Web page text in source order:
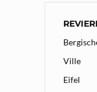
Ville
Eifel